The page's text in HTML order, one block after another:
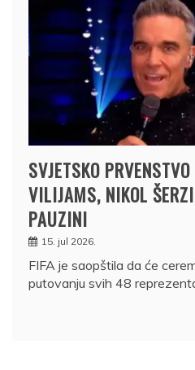
SVJETSKO
VILIJAMS, NIKOL
PAUZINI
15. jul 2026.
FIFA je saopštila da će
putovanju svih 48